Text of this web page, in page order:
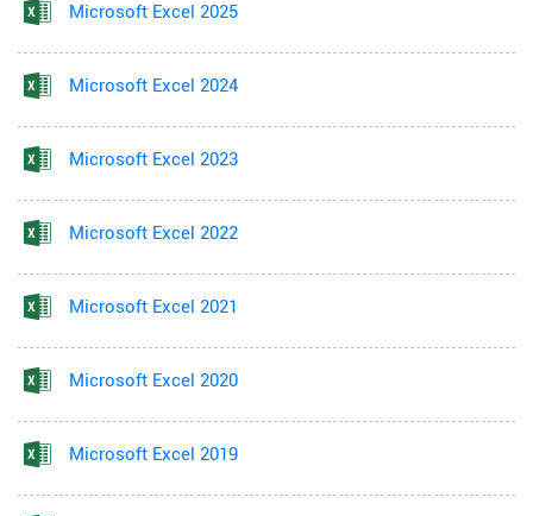
Microsoft Excel 2025
Microsoft Excel 2024
Microsoft Excel 2023
Microsoft Excel 2022
Microsoft Excel 2021
Microsoft Excel 2020
Microsoft Excel 2019